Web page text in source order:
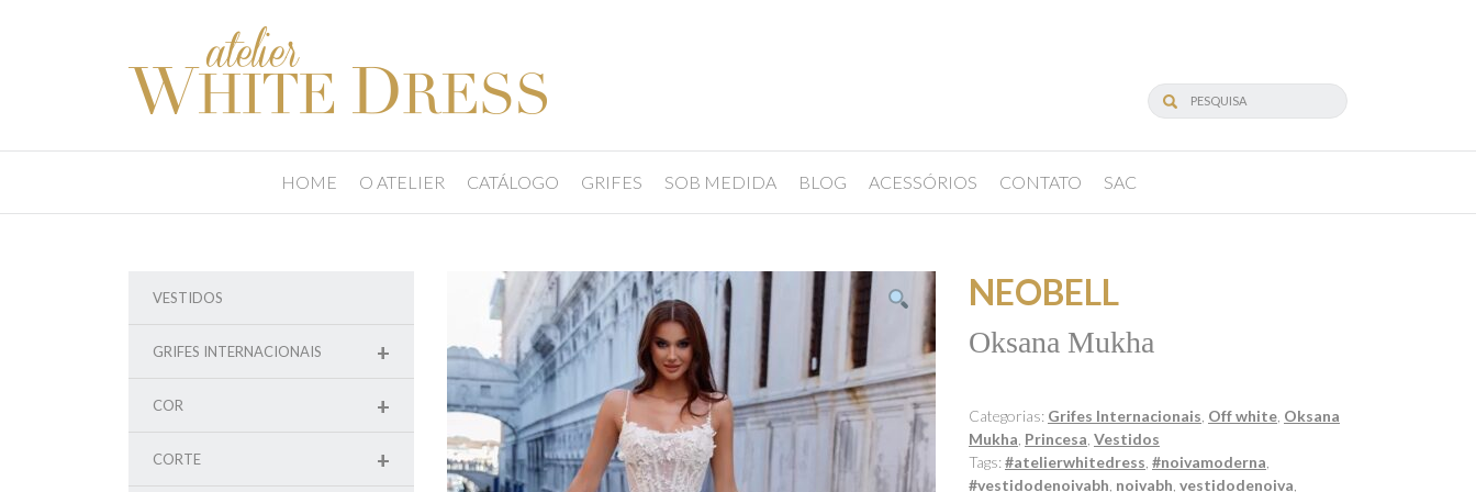
HOME O ATELIER CATÁLOGO GRIFES SOB MEDIDA BLOG ACESSÓRIOS CONTATO SAC
VESTIDOS
+
GRIFES INTERNACIONAIS
+
COR
+
CORTE
NEOBELL
Oksana Mukha
Categorias: Grifes Internacionais Off white Oksana
Mukha Princesa Vestidos
Tags:#atelierwhitedress #noivamoderna
#vestidodenoivabh noivabh vestidodenoiva